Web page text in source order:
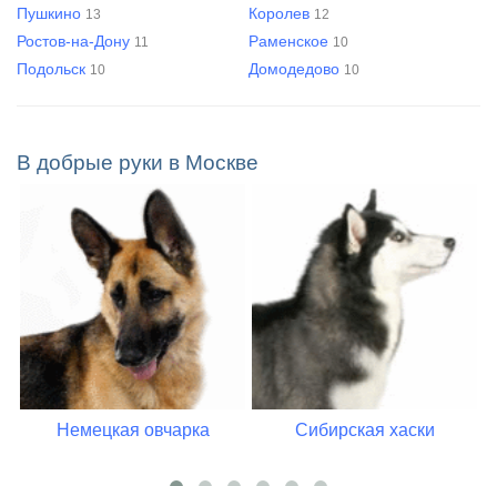
Пушкино 13 Королев 12
Ростов-на-Дону 11 Раменское 10
Подольск 10 Домодедово 10
В добрые руки в Москве
Немецкая овчарка Сибирская хаски